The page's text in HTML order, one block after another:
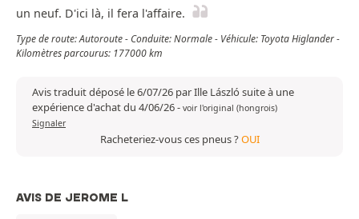
un neuf. D'ici là, il fera l'affaire.
Type de route: Autoroute - Conduite: Normale - Véhicule: Toyota Higlander -
Kilomètres parcourus: 177000 km
Avis traduit déposé le 6/07/26 par Ille László suite à une
expérience d'achat du 4/06/26- voir l'original (hongrois)
Signaler
Racheteriez-vous ces pneus ?OUI
AVIS DE JEROME L